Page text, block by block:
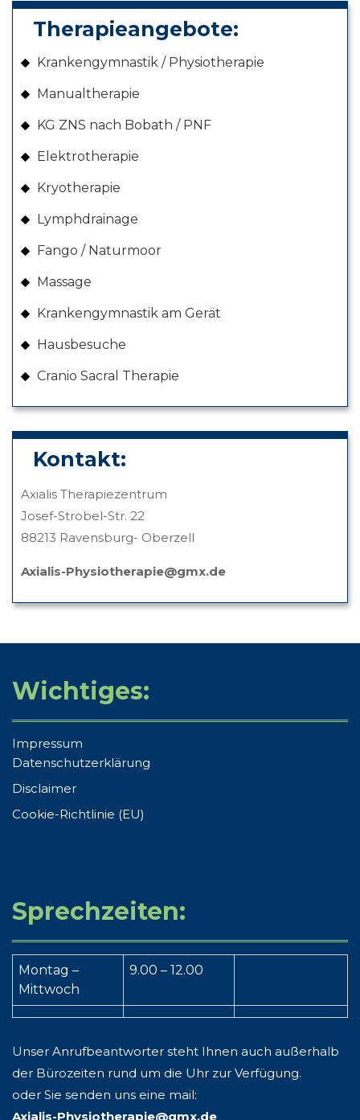
Therapieangebote:
Krankengymnastik / Physiotherapie
Manualtherapie
KG ZNS nach Bobath / PNF
Elektrotherapie
Kryotherapie
Lymphdrainage
Fango / Naturmoor
Massage
Krankengymnastik am Gerät
Hausbesuche
Cranio Sacral Therapie
Kontakt:
Axialis Therapiezentrum
Josef-Strobel-Str. 22
88213 Ravensburg- Oberzell
Axialis-Physiotherapie@gmx.de
Wichtiges:
Impressum
Datenschutzerklärung
Disclaimer
Cookie-Richtlinie (EU)
Sprechzeiten:
Montag –
Mittwoch
9.00 – 12.00
Unser Anrufbeantworter steht Ihnen auch außerhalb
der Bürozeiten rund um die Uhr zur Verfügung.
oder Sie senden uns eine mail:
Axialis-Physiotherapie@gmx.de